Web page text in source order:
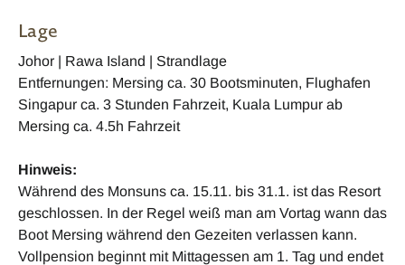
Lage
Johor | Rawa Island | Strandlage
Entfernungen: Mersing ca. 30 Bootsminuten, Flughafen
Singapur ca. 3 Stunden Fahrzeit, Kuala Lumpur ab
Mersing ca. 4.5h Fahrzeit
Hinweis:
Während des Monsuns ca. 15.11. bis 31.1. ist das Resort
geschlossen. In der Regel weiß man am Vortag wann das
Boot Mersing während den Gezeiten verlassen kann.
Vollpension beginnt mit Mittagessen am 1. Tag und endet